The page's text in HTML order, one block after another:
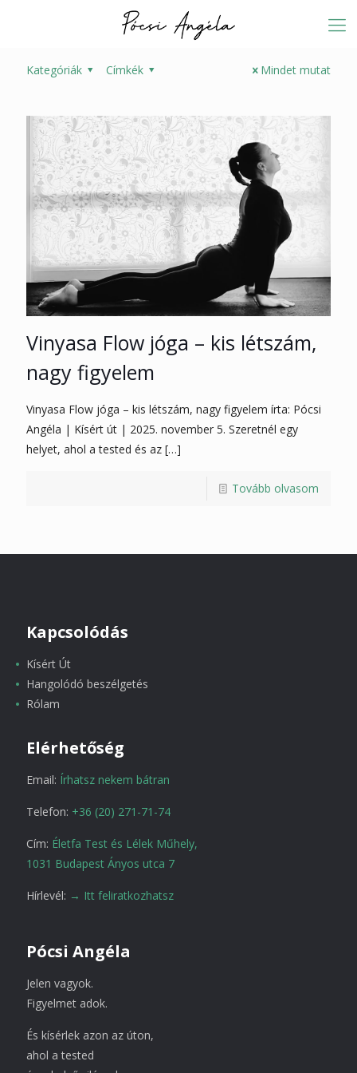
Kategóriák Címkék Mindet mutat
Vinyasa Flow jóga – kis létszám,
nagy figyelem
Vinyasa Flow jóga – kis létszám, nagy figyelem írta: Pócsi
Angéla | Kísért út | 2025. november 5. Szeretnél egy
helyet, ahol a tested és az […]
Tovább olvasom
Kapcsolódás
Kísért Út
Hangolódó beszélgetés
Rólam
Elérhetőség
Email: Írhatsz nekem bátran
Telefon: +36 (20) 271-71-74
Cím: Életfa Test és Lélek Műhely,
1031 Budapest Ányos utca 7
Hírlevél: → Itt feliratkozhatsz
Pócsi Angéla
Jelen vagyok.
Figyelmet adok.
És kísérlek azon az úton,
ahol a tested